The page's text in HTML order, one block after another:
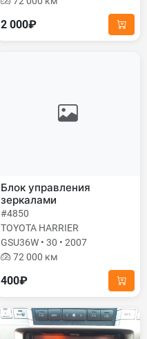
2 000₽
Блок управления
зеркалами
#4850
TOYOTA HARRIER
GSU36W • 30 • 2007
72 000 км
400₽